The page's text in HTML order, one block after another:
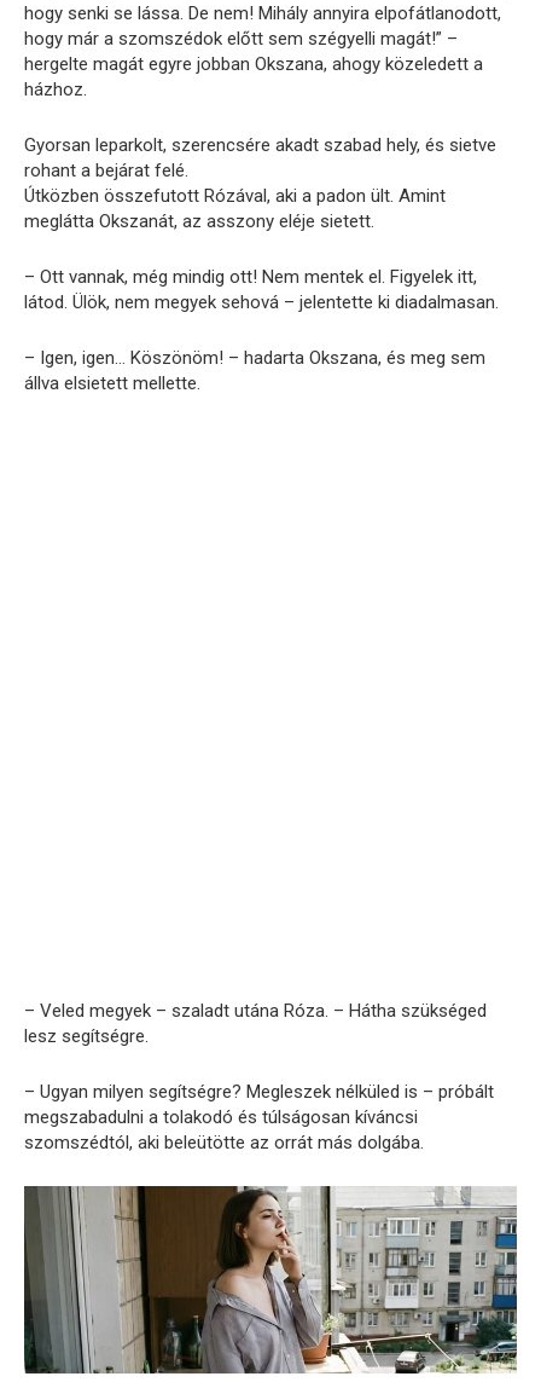
hogy senki se lássa. De nem! Mihály annyira elpofátlanodott,
hogy már a szomszédok előtt sem szégyelli magát!” –
hergelte magát egyre jobban Okszana, ahogy közeledett a
házhoz.
Gyorsan leparkolt, szerencsére akadt szabad hely, és sietve
rohant a bejárat felé.
Útközben összefutott Rózával, aki a padon ült. Amint
meglátta Okszanát, az asszony eléje sietett.
– Ott vannak, még mindig ott! Nem mentek el. Figyelek itt,
látod. Ülök, nem megyek sehová – jelentette ki diadalmasan.
– Igen, igen… Köszönöm! – hadarta Okszana, és meg sem
állva elsietett mellette.
– Veled megyek – szaladt utána Róza. – Hátha szükséged
lesz segítségre.
– Ugyan milyen segítségre? Megleszek nélküled is – próbált
megszabadulni a tolakodó és túlságosan kíváncsi
szomszédtól, aki beleütötte az orrát más dolgába.